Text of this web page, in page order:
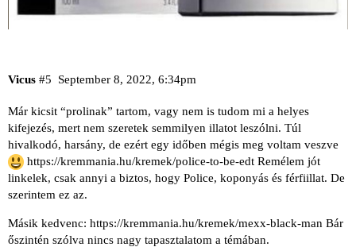
Vicus September 8, 2022, 6:34pm
#5
Már kicsit “prolinak” tartom, vagy nem is tudom mi a helyes
kifejezés, mert nem szeretek semmilyen illatot leszólni. Túl
hivalkodó, harsány, de ezért egy időben mégis meg voltam veszve
https://kremmania.hu/kremek/police-to-be-edt Remélem jót
linkelek, csak annyi a biztos, hogy Police, koponyás és férfiillat. De
szerintem ez az.
Másik kedvenc: https://kremmania.hu/kremek/mexx-black-man Bár
őszintén szólva nincs nagy tapasztalatom a témában.